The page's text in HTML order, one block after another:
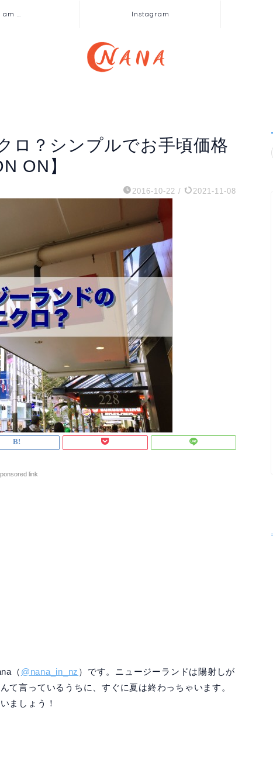
am … Instagram
ロ？シンプルでお手頃価格
ON】
2016-10-22 / 2021-11-08
link
（ @nana_in_nz ）です。ニュージーランドは陽射しが
て言っているうちに、すぐに夏は終わっちゃいます。
ましょう！